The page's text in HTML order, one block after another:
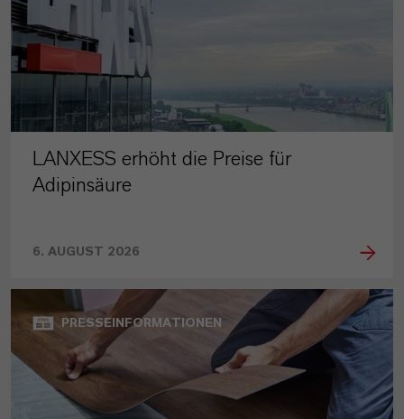
LANXESS erhöht die Preise für
Adipinsäure
6. AUGUST 2026
PRESSEINFORMATIONEN